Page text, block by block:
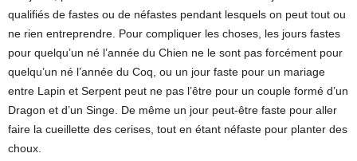
qualifiés de fastes ou de néfastes pendant lesquels on peut tout ou
ne rien entreprendre. Pour compliquer les choses, les jours fastes
pour quelqu’un né l’année du Chien ne le sont pas forcément pour
quelqu’un né l’année du Coq, ou un jour faste pour un mariage
entre Lapin et Serpent peut ne pas l’être pour un couple formé d’un
Dragon et d’un Singe. De même un jour peut-être faste pour aller
faire la cueillette des cerises, tout en étant néfaste pour planter des
choux.